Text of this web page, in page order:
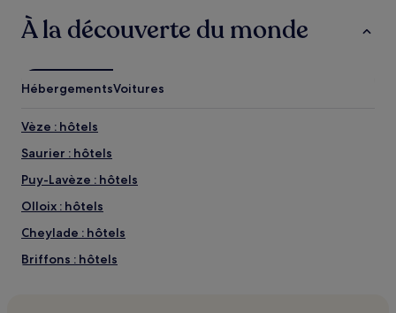
heures
sur
séjour
nuit
2 adultes.
Les
prix
et
disponibilité
sont
susceptibles
À la découverte du monde
HébergementsVoitures
Vèze : hôtels
Saurier : hôtels
Puy-Lavèze : hôtels
Olloix : hôtels
Cheylade : hôtels
Briffons : hôtels